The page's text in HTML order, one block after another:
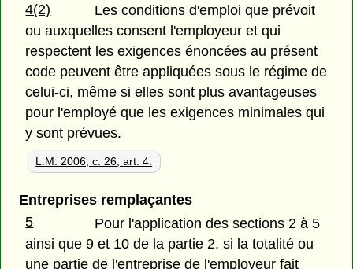
4(2)
Les conditions d'emploi que prévoit
ou auxquelles consent l'employeur et qui
respectent les exigences énoncées au présent
code peuvent être appliquées sous le régime de
celui-ci, même si elles sont plus avantageuses
pour l'employé que les exigences minimales qui
y sont prévues.
L.M. 2006, c. 26, art. 4.
Entreprises remplaçantes
5
Pour l'application des sections 2 à 5
ainsi que 9 et 10 de la partie 2, si la totalité ou
une partie de l'entreprise de l'employeur fait